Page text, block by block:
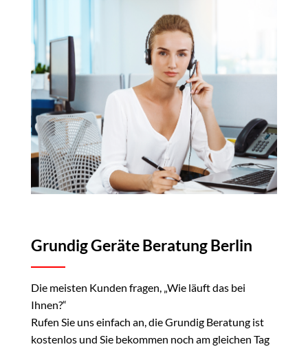
Grundig Geräte Beratung Berlin
Die meisten Kunden fragen, „Wie läuft das bei
Ihnen?“
Rufen Sie uns einfach an, die Grundig Beratung ist
kostenlos und Sie bekommen noch am gleichen Tag